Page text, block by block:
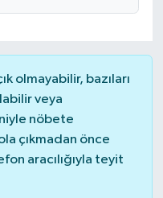
olmayabilir, bazıları
veya
nöbete
çıkmadan önce
aracılığıyla teyit